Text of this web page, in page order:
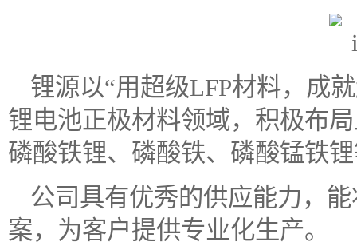
锂源以“用超级LFP材料，成
锂电池正极材料领域，积极布
磷酸铁锂、磷酸铁、磷酸锰铁
公司具有优秀的供应能力，
案，为客户提供专业化生产。